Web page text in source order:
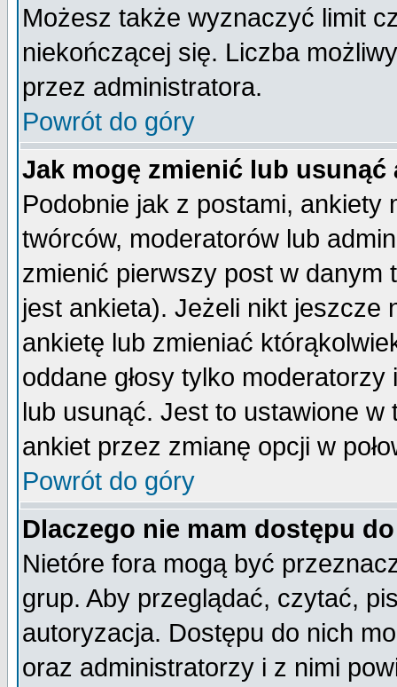
Możesz także wyznaczyć limit
niekończącej się. Liczba
przez administratora.
Powrót do góry
Jak mogę zmienić lub usunąć
Podobnie jak z postami,
twórców, moderatorów lub
zmienić pierwszy post w
jest ankieta). Jeżeli nikt jeszcze
ankietę lub zmieniać
oddane głosy tylko
lub usunąć. Jest to ustawione w
ankiet przez zmianę opcji w
Powrót do góry
Dlaczego nie mam dostępu
Nietóre fora mogą być
grup. Aby przeglądać, czytać,
autoryzacja. Dostępu do nich
oraz administratorzy i z nimi